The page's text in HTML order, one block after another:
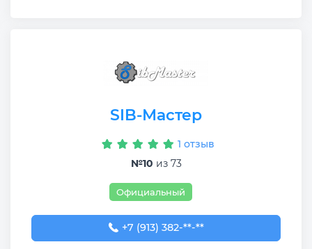
SIB-Мастер
1 отзыв
№10 из 73
Официальный
+7 (913) 382-09-50
+7 (913) 382-**-**